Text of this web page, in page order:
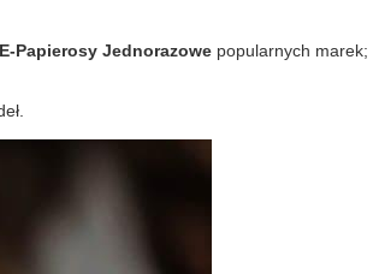
E-Papierosy Jednorazowe popularnych marek;